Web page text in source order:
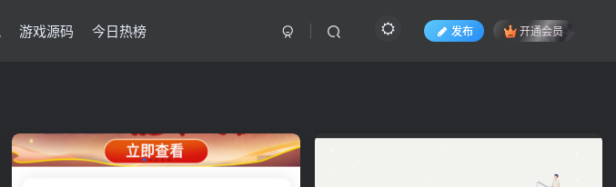
游戏源码 今日热榜 发布 开通会员